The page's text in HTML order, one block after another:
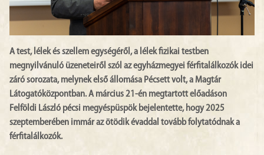
A test, lélek és szellem egységéről, a lélek fizikai testben
megnyilvánuló üzeneteiről szól az egyházmegyei férfitalálkozók idei
záró sorozata, melynek első állomása Pécsett volt, a Magtár
Látogatóközpontban. A március 21-én megtartott előadáson
Felföldi László pécsi megyéspüspök bejelentette, hogy 2025
szeptemberében immár az ötödik évaddal tovább folytatódnak a
férfitalálkozók.